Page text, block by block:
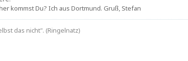
kommst Du? Ich aus Dortmund. Gruß, Stefan
das nicht". (Ringelnatz)